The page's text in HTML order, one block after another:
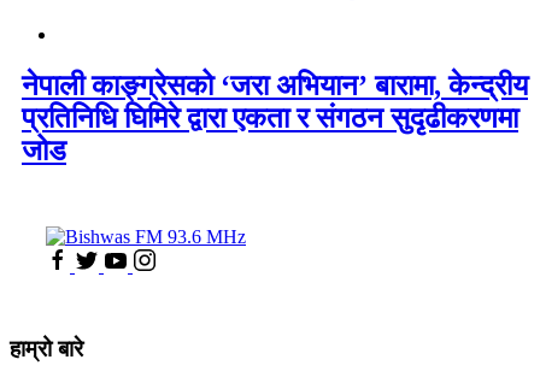
नेपाली काङ्ग्रेसको ‘जरा अभियान’ बारामा, केन्द्रीय
प्रतिनिधि घिमिरे द्वारा एकता र संगठन सुदृढीकरणमा
जोड
हाम्रो बारे